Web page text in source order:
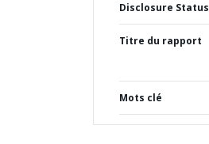
Disclosure Status
Titre du rapport
Mots clé